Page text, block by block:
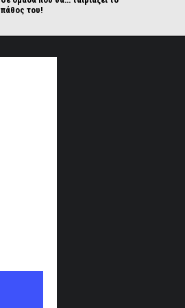
πάθος του!